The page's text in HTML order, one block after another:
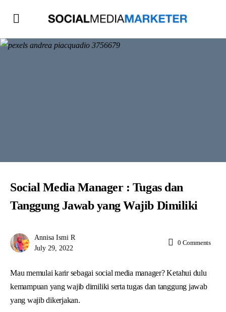
Social Media Manager : Tugas dan
Tanggung Jawab yang Wajib Dimiliki
Annisa Ismi R
July 29, 2022
0 Comments
Mau memulai karir sebagai social media manager? Ketahui dulu
kemampuan yang wajib dimiliki serta tugas dan tanggung jawab
yang wajib dikerjakan.